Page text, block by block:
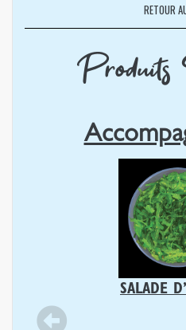
RETOUR
Produits
SALADE